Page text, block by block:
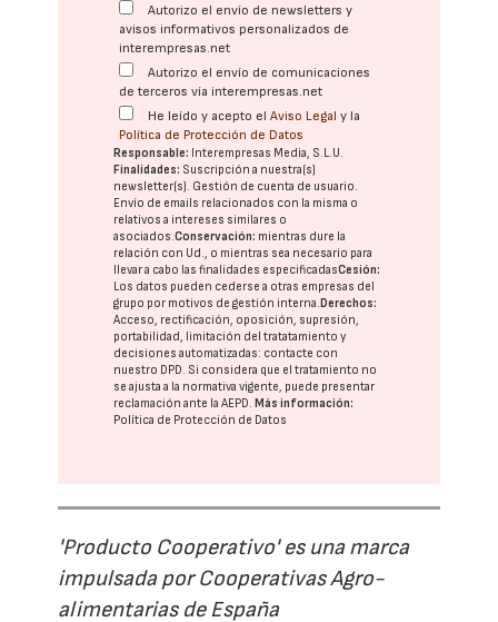
Autorizo el envío de newsletters y
avisos informativos personalizados de
interempresas.net
Autorizo el envío de comunicaciones
de terceros vía interempresas.net
He leído y acepto elAviso Legal y la
Política de Protección de Datos
Responsable: Interempresas Media, S.L.U.
Finalidades: Suscripción a nuestra(s)
newsletter(s). Gestión de cuenta de usuario.
Envío de emails relacionados con la misma o
relativos a intereses similares o
asociados.Conservación: mientras dure la
relación con Ud., o mientras sea necesario para
llevar a cabo las finalidades especificadasCesión:
Los datos pueden cederse a otras empresas del
grupo por motivos de gestión interna.Derechos:
Acceso, rectificación, oposición, supresión,
portabilidad, limitación del tratatamiento y
decisiones automatizadas: contacte con
nuestro DPD. Si considera que el tratamiento no
se ajusta a la normativa vigente, puede presentar
reclamación ante laAEPD.Más información:
Política de Protección de Datos
'Producto Cooperativo' es una marca
impulsada por Cooperativas Agro-
alimentarias de España